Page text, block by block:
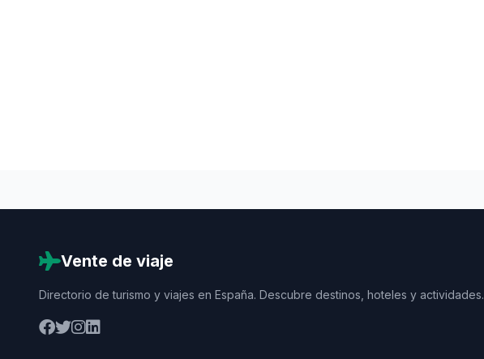
Vente de viaje
Directorio de turismo y viajes en España. Descubre destinos, hoteles y actividades.